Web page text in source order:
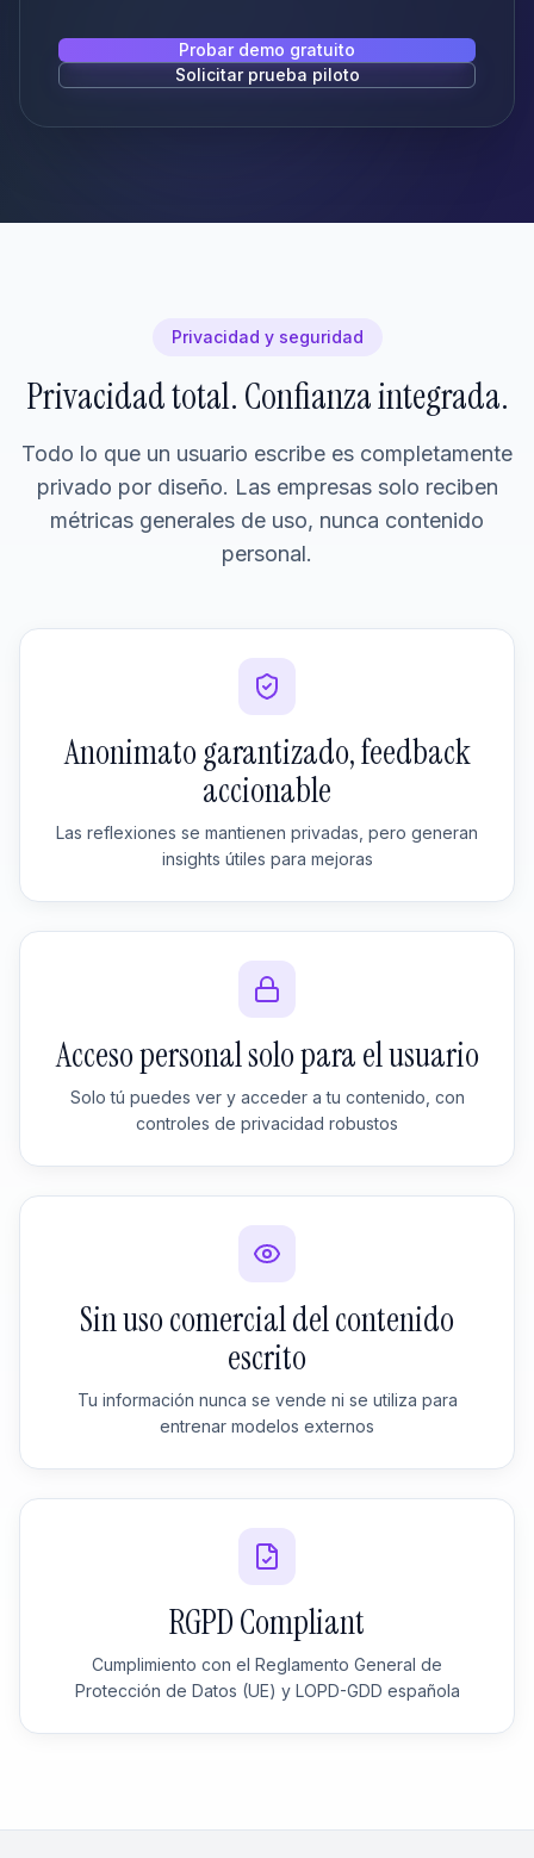
Probar demo gratuito
Solicitar prueba piloto
Privacidad y seguridad
Privacidad total. Confianza integrada.
Todo lo que un usuario escribe es completamente
privado por diseño. Las empresas solo reciben
métricas generales de uso, nunca contenido
personal.
Anonimato garantizado, feedback
accionable
Las reflexiones se mantienen privadas, pero generan
insights útiles para mejoras
Acceso personal solo para el usuario
Solo tú puedes ver y acceder a tu contenido, con
controles de privacidad robustos
Sin uso comercial del contenido
escrito
Tu información nunca se vende ni se utiliza para
entrenar modelos externos
RGPD Compliant
Cumplimiento con el Reglamento General de
Protección de Datos (UE) y LOPD-GDD española